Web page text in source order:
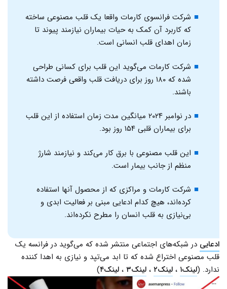
شرکت فرانسوی کارمات واقعا یک قلب مصنوعی ساخته
که کاربرد آن کمک به حیات بیماران نیازمند پیوند تا
زمان اهدای قلب انسانی است.
شرکت کارمات می‌گوید این قلب برای کسانی طراحی
شده که ۱۸۰ روز برای دریافت قلب واقعی فرصت داشته
باشند.
در نوامبر ۲۰۲۴ میانگین مدت زمان استفاده از این قلب
برای بیماران قلبی ۱۵۴ روز بود.
این قلب مصنوعی با برق کار می‌کند و نیازمند شارژ
منظم از جانب بیمار است.
شرکت کارمات و مراکزی که از محصول آنها استفاده
کرده‌اند، هیچ کدام ادعایی مبنی بر فعالیت ابدی و
بی‌نیازی به قلب انسان را مطرح نکرده‌اند.
ادعایی در شبکه‌های اجتماعی منتشر شده که می‌گوید در فرانسه یک
قلب مصنوعی اختراع شده که تا ابد می‌تپد و نیازی به اهدا کننده
ندارد. (لینک۱ ،‌ لینک۲ ،‌ لینک۳ ،‌ لینک۴ )